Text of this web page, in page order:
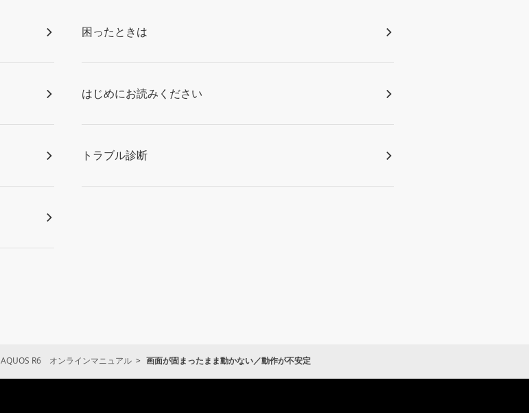
困ったときは
はじめにお読みください
トラブル診断
AQUOS R6 オンラインマニュアル 画面が固まったまま動かない／動作が不安定